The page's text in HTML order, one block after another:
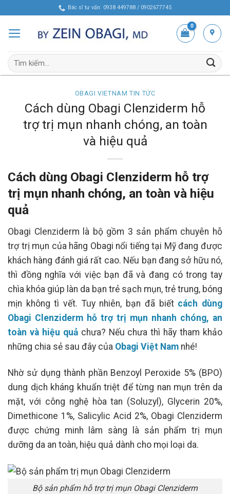
content
Bác sĩ tư vấn: 0938 449788 / 0902677745
Tìm
kiếm:
OBAGI VIETNAM TIN TỨC
Cách dùng Obagi Clenziderm hỗ
trợ trị mụn nhanh chóng, an toàn
và hiệu quả
Cách dùng Obagi Clenziderm hỗ trợ
trị mụn nhanh chóng, an toàn và hiệu
quả
Obagi Clenziderm là bộ gồm 3 sản phẩm chuyên hỗ
trợ trị mụn của hãng Obagi nổi tiếng tại Mỹ đang được
khách hàng đánh giá rất cao. Nếu bạn đang sở hữu nó,
thì đồng nghĩa với việc bạn đã và đang có trong tay
chìa khóa giúp làn da bạn trẻ sạch mụn, trẻ trung, bóng
mịn không tì vết. Tuy nhiên, bạn đã biếtcách dùng
Obagi Clenziderm hỗ trợ trị mụn nhanh chóng, an
toàn và hiệu quả chưa? Nếu chưa thì hãy tham khảo
những chia sẻ sau đây của Obagi Việt Nam nhé!
Nhờ sử dụng thành phần Benzoyl Peroxide 5% (BPO)
dung dịch kháng khuẩn triệt để từng nan mụn trên da
mặt, với công nghệ hòa tan (Soluzyl), Glycerin 20%,
Dimethicone 1%, Salicylic Acid 2%, Obagi Clenziderm
được chứng minh lâm sàng là sản phẩm trị mụn
dưỡng da an toàn, hiệu quả dành cho mọi loại da.
Bộ sản phẩm hỗ trợ trị mụn Obagi Clenziderm